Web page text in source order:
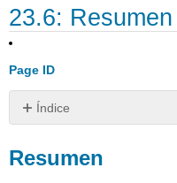
23.6:
Page ID
Índice
EJERCICIOS
Resumen